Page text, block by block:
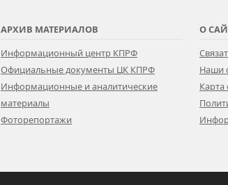
АРХИВ МАТЕРИАЛОВ
Информационный центр КПРФ
Официальные документы ЦК КПРФ
Информационные и аналитические
материалы
Фоторепортажи
О
Наши
Карта